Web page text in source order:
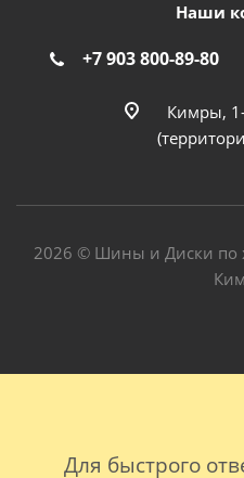
Для быстрого
Наши
+7 903 800-89-80
Кимры,
2026 © Шины и Диски по